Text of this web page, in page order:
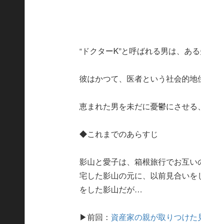
“ドクターK”と呼ばれる男は、あ
彼はかつて、医者という社会的地
恵まれた男を未だに憂鬱にさせ
◆これまでのあらすじ
影山と愛子は、箱根旅行でお互
宅した影山の元に、以前見合い
をした影山だが…
▶︎前回： 資産家の親が取りつけ